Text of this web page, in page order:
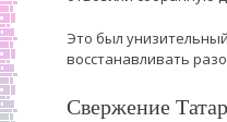
Это был
восстанавливать
Свержение